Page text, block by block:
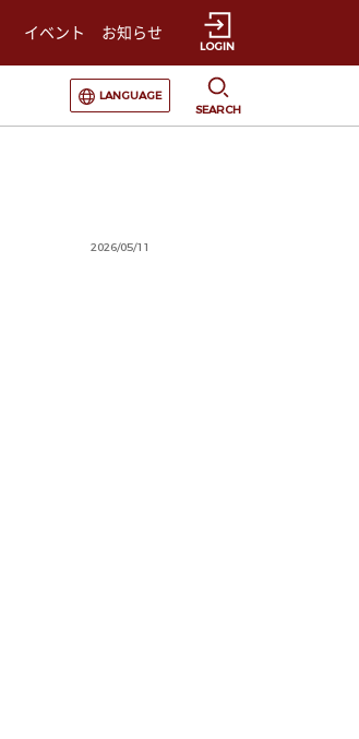
イベント お知らせ
LOGIN
選択すると言語の切替が発生します
LANGUAGE
SEARCH
2026/05/11